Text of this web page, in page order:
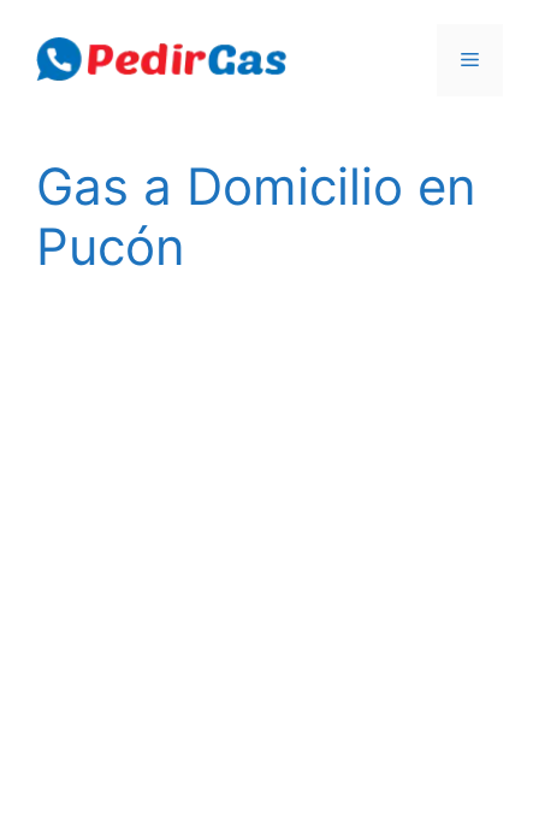
content
Menu
Gas a Domicilio en
Pucón